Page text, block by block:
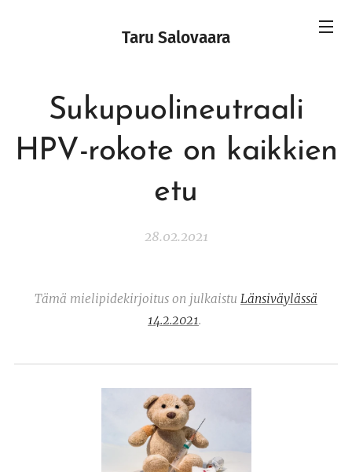
Taru Salovaara
Sukupuolineutraali
HPV-rokote on kaikkien
etu
28.02.2021
Tämä mielipidekirjoitus on julkaistu Länsiväylässä
14.2.2021.